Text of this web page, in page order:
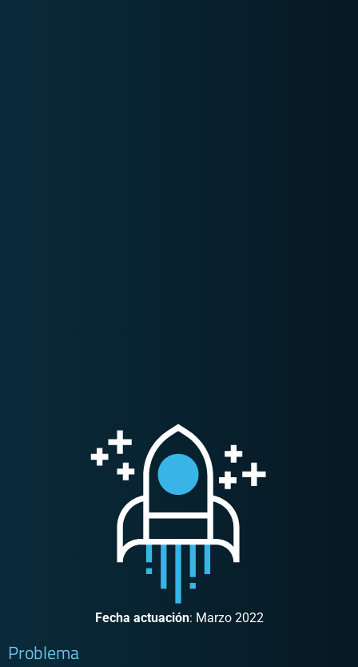
Fecha actuación: Marzo 2022
Problema